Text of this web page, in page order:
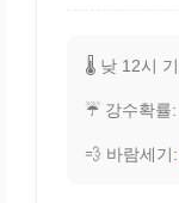
🌡️ 낮 12시
☔ 강수확률:
💨 바람세기: